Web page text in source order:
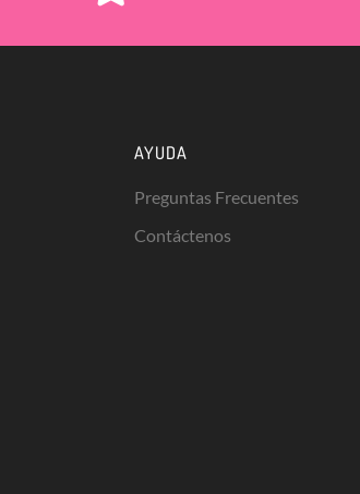
AYUDA
Preguntas Frecuentes
Contáctenos